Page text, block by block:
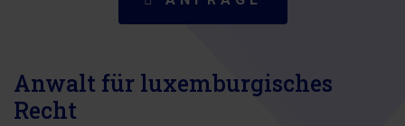
Anwalt für luxemburgisches
Recht